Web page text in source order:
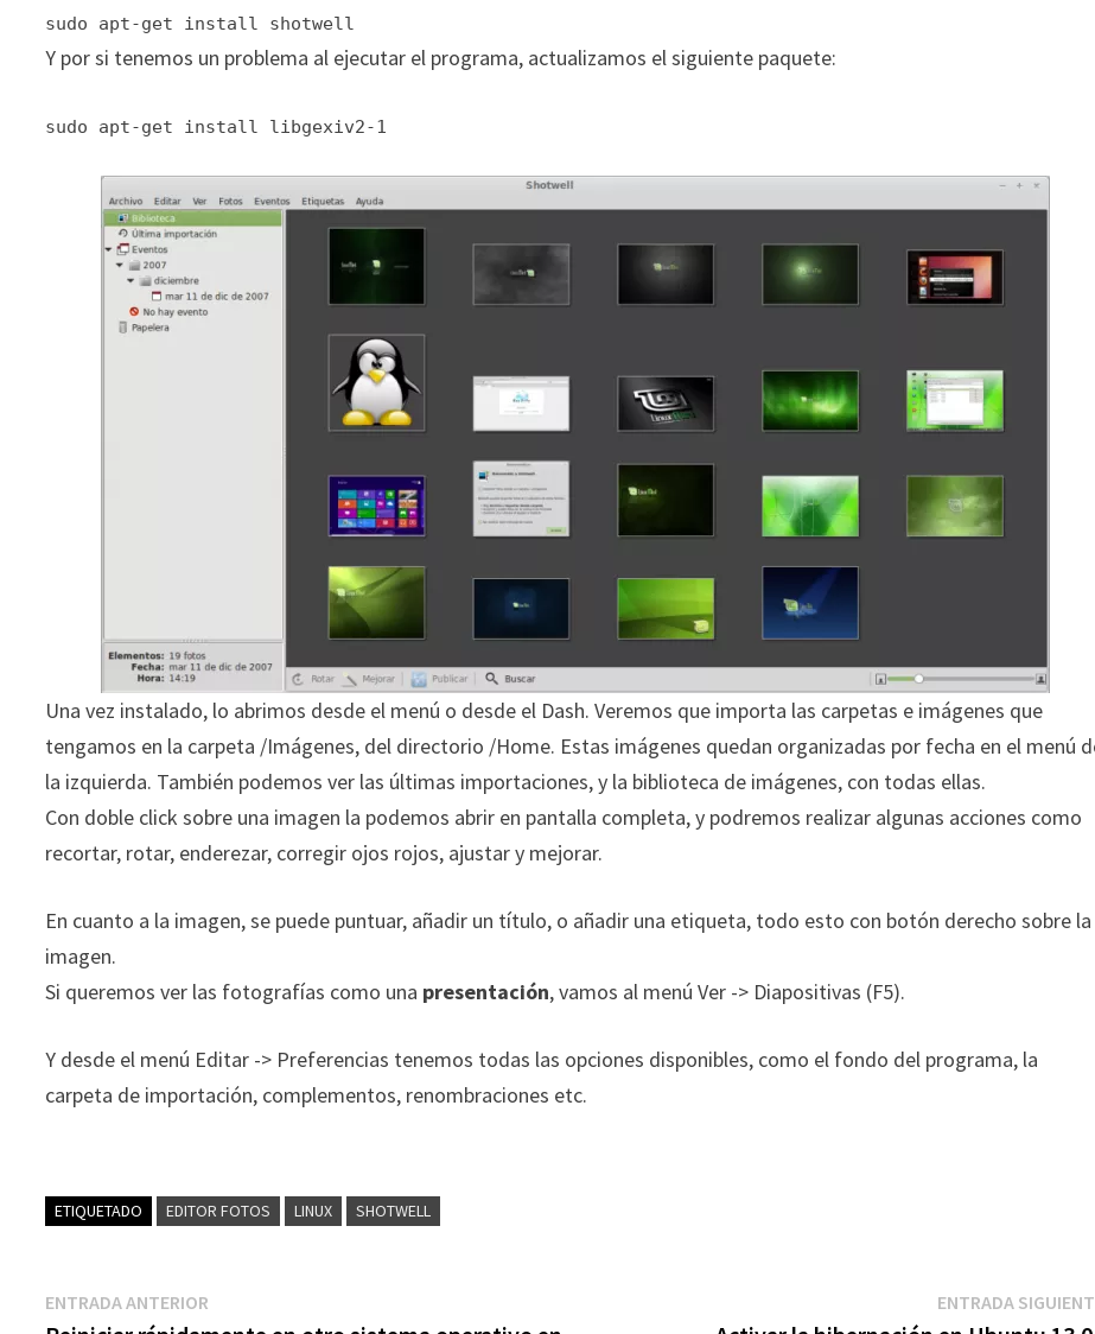
sudo apt-get install shotwell
Y por si tenemos un problema al ejecutar el programa, actualizamos el siguiente paquete:
sudo apt-get install libgexiv2-1
Una vez instalado, lo abrimos desde el menú o desde el Dash. Veremos que importa las carpetas e imágenes que
tengamos en la carpeta /Imágenes, del directorio /Home. Estas imágenes quedan organizadas por fecha en el menú
la izquierda. También podemos ver las últimas importaciones, y la biblioteca de imágenes, con todas ellas.
Con doble click sobre una imagen la podemos abrir en pantalla completa, y podremos realizar algunas acciones como
recortar, rotar, enderezar, corregir ojos rojos, ajustar y mejorar.
En cuanto a la imagen, se puede puntuar, añadir un título, o añadir una etiqueta, todo esto con botón derecho sobre la
imagen.
Si queremos ver las fotografías como una presentación, vamos al menú Ver -> Diapositivas (F5).
Y desde el menú Editar -> Preferencias tenemos todas las opciones disponibles, como el fondo del programa, la
carpeta de importación, complementos, renombraciones etc.
ETIQUETADO EDITOR FOTOS LINUX SHOTWELL
Navegación
ENTRADA ANTERIOR ENTRADA